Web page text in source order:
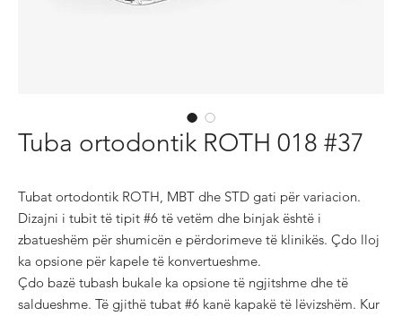
Tuba ortodontik ROTH 018 #37
Tubat ortodontik ROTH, MBT dhe STD gati për variacion.
Dizajni i tubit të tipit #6 të vetëm dhe binjak është i
zbatueshëm për shumicën e përdorimeve të klinikës. Çdo lloj
ka opsione për kapele të konvertueshme.
Çdo bazë tubash bukale ka opsione të ngjitshme dhe të
saldueshme. Të gjithë tubat #6 kanë kapakë të lëvizshëm. Kur